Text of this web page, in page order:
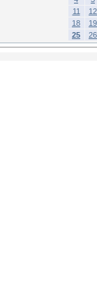
11
12
18
19
25
26